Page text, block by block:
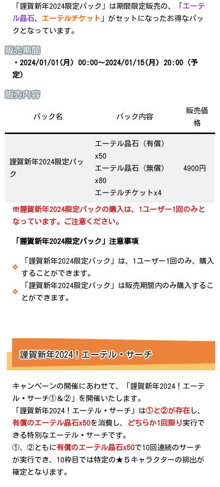
「謹賀新年2024限定パック」は期間限定販売の、「 エーテ
ル晶石、 エーテルチケット
」がセットになったお得なパッ
クとなっています。
販売期間
・2024/01/01(月) 00:00～2024/01/15(月) 20:00 （予
定）
販売内容
パック名 パック内容
販売価
格
謹賀新年2024限定パッ
ク
エーテル晶石（有償）
x50
エーテル晶石（無償）
x80
エーテルチケットx4
4900円
※謹賀新年2024限定パックの購入は、1ユーザー1回のみと
なっています。ご注意ください。
「謹賀新年2024限定パック」注意事項
「謹賀新年2024限定パック」は、1ユーザー1回のみ、購入
することができます。
「謹賀新年2024限定パック」は販売期間内のみ購入するこ
とができます。
謹賀新年2024！エーテル・サーチ
キャンペーンの開催にあわせて、「謹賀新年2024！エーテ
ル ・ サーチ①＆②」を開催いたします。
「謹賀新年2024！エーテル ・ サーチ」は①と②が存在 し、
有償のエーテル晶石x50を消費し、 どちらか1回限り 実行で
きる特別なエーテル ・ サーチです。
①、②ともに有償のエーテル晶石x50で10回連続のサーチ
が実行でき、10枠目では特定の★５キャラクターの排出が
確定となります。